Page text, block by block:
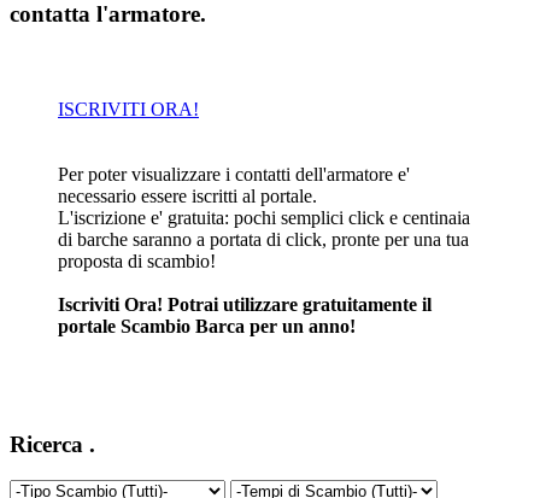
contatta l'armatore.
ISCRIVITI ORA!
Per poter visualizzare i contatti dell'armatore e'
necessario essere iscritti al portale.
L'iscrizione e' gratuita: pochi semplici click e centinaia
di barche saranno a portata di click, pronte per una tua
proposta di scambio!
Iscriviti Ora! Potrai utilizzare gratuitamente il
portale Scambio Barca per un anno!
Ricerca .